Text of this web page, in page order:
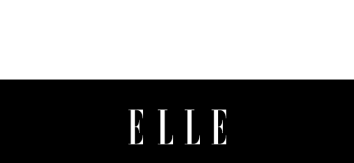
Chcete navíc dostávat i další zajímavé a exkluzivní
informace od našich partnerů? Pokud souhlasíte se
zpracováním údajů k tomuto účelu podle